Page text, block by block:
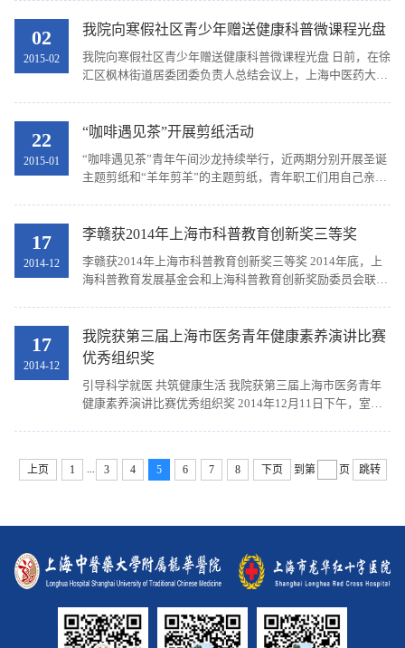
02
2015-02
我院向寒假社区青少年赠送健康科普微课程光盘
我院向寒假社区青少年赠送健康科普微课程光盘 日前，在徐
汇区枫林街道居委团委负责人总结会议上，上海中医药大学
22
2015-01
“咖啡遇见茶”开展剪纸活动
“咖啡遇见茶”青年午间沙龙持续举行，近两期分别开展圣诞
主题剪纸和“羊年剪羊”的主题剪纸，青年职工们用自己亲手
17
2014-12
李赣获2014年上海市科普教育创新奖三等奖
李赣获2014年上海市科普教育创新奖三等奖 2014年底，上
海科普教育发展基金会和上海科普教育创新奖励委员会联合
17
2014-12
我院获第三届上海市医务青年健康素养演讲比赛
优秀组织奖
引导科学就医 共筑健康生活 我院获第三届上海市医务青年
健康素养演讲比赛优秀组织奖 2014年12月11日下午，室外
上页 1 3 4 5 6 7 8 下页 到第 页 跳转